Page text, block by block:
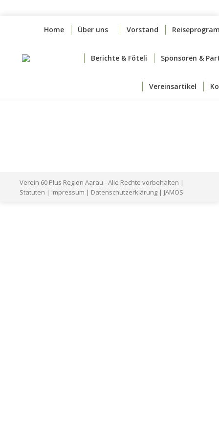
Home Über uns Vorstand
Berichte & Föteli Sponsoren &
Vereinsartikel
Verein 60 Plus Region Aarau - Alle Rechte vorbehalten |
Statuten | Impressum | Datenschutzerklärung | JAMOS